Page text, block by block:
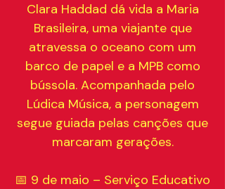
Clara Haddad dá vida a Maria
Brasileira, uma viajante que
atravessa o oceano com um
barco de papel e a MPB como
bússola. Acompanhada pelo
Lúdica Música, a personagem
segue guiada pelas canções que
marcaram gerações.
📅 9 de maio – Serviço Educativo